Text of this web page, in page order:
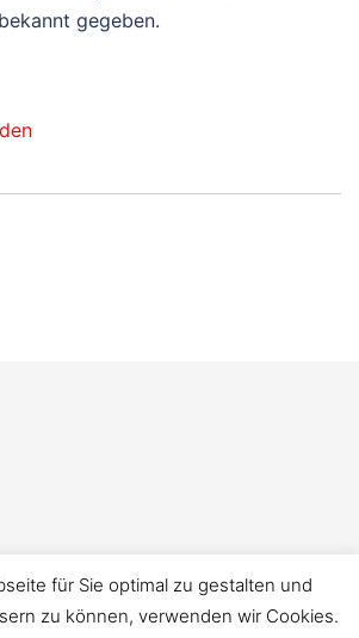
gegeben.
für Sie optimal zu gestalten und
zu können, verwenden wir Cookies.